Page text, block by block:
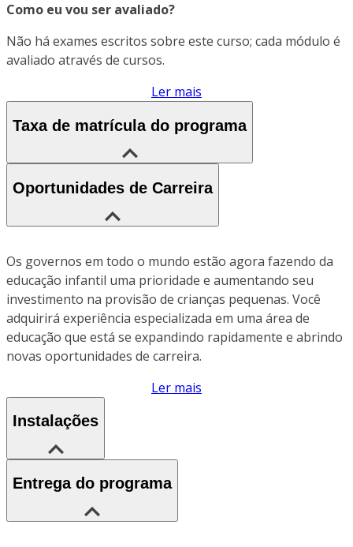
Como eu vou ser avaliado?
Não há exames escritos sobre este curso; cada módulo é
avaliado através de cursos.
Ler mais
Taxa de matrícula do programa
Oportunidades de Carreira
Os governos em todo o mundo estão agora fazendo da
educação infantil uma prioridade e aumentando seu
investimento na provisão de crianças pequenas. Você
adquirirá experiência especializada em uma área de
educação que está se expandindo rapidamente e abrindo
novas oportunidades de carreira.
Ler mais
Instalações
Entrega do programa